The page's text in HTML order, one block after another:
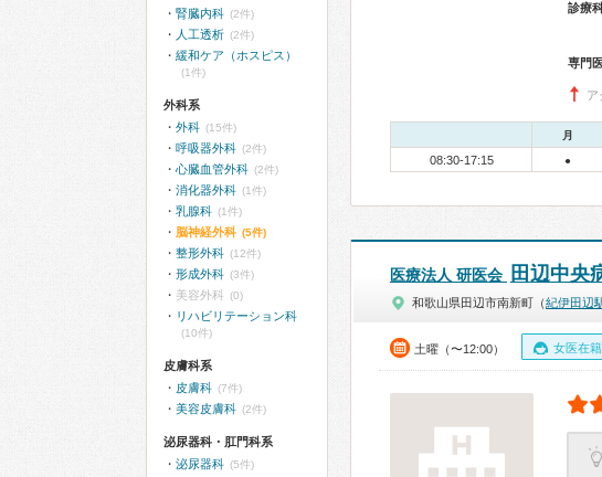
診療
専門
月
08:30-17:15 ●
医療法人 研医会 田辺中央
和歌山県田辺市南新町（紀伊田辺
土曜（〜12:00） 女医在籍
腎臓内科 (2件)
人工透析 (2件)
緩和ケア（ホスピス）
(1件)
外科系
外科 (15件)
呼吸器外科 (2件)
心臓血管外科 (2件)
消化器外科 (1件)
乳腺科 (1件)
脳神経外科 (5件)
整形外科 (12件)
形成外科 (3件)
美容外科 (0)
リハビリテーション科
(10件)
皮膚科系
皮膚科 (7件)
美容皮膚科 (2件)
泌尿器科・肛門科系
泌尿器科 (5件)